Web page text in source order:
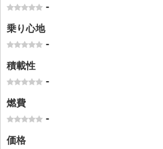
-
乗り心地
-
積載性
-
燃費
-
価格